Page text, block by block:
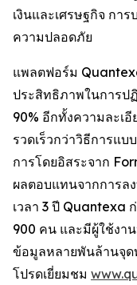
เงินและเศรษฐกิจ กา
ความปลอดภัย
แพลตฟอร์ม
ประสิทธิภาพในการป
90% อีกทั้งความละเ
รวดเร็วกว่าวิธีการแบ
การโดยอิสระจาก
ผลตอบแทนจากการล
เวลา 3 ปี Quantexa
900 คน และมีผู้ใช้งา
ข้อมูลหลายพันล้านจุด
โปรดเยี่ยมชม